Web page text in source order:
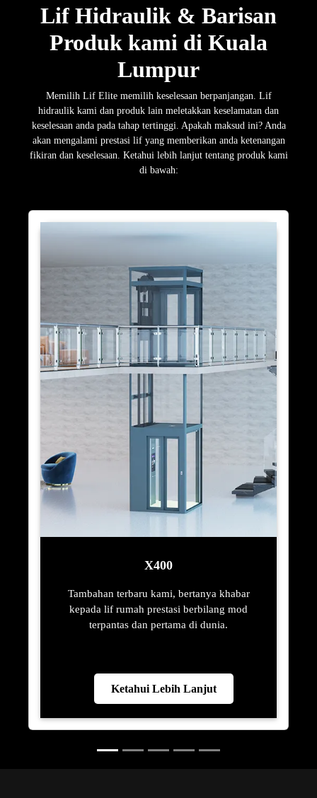
Lif Hidraulik & Barisan
Produk kami di Kuala
Lumpur
Memilih Lif Elite memilih keselesaan berpanjangan. Lif
hidraulik kami dan produk lain meletakkan keselamatan dan
keselesaan anda pada tahap tertinggi. Apakah maksud ini? Anda
akan mengalami prestasi lif yang memberikan anda ketenangan
fikiran dan keselesaan. Ketahui lebih lanjut tentang produk kami
di bawah:
X400
Tambahan terbaru kami, bertanya khabar
kepada lif rumah prestasi berbilang mod
terpantas dan pertama di dunia.
Ketahui Lebih Lanjut